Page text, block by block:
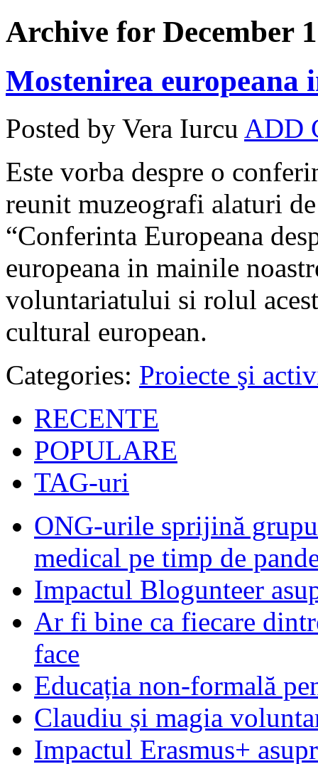
Archive for December
Mostenirea europeana
Posted by Vera Iurcu ADD
Este vorba despre o
reunit muzeografi alaturi
“Conferinta Europeana
europeana in mainile
voluntariatului si rolul
cultural european.
Categories: Proiecte şi
RECENTE
POPULARE
TAG-uri
ONG-urile sprijină
medical pe timp de
Impactul Blogunteer
Ar fi bine ca fiecare
face
Educația non-formală
Claudiu și magia
Impactul Erasmus+